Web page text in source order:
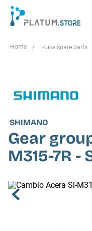
E-bike spare parts
SHIMANO
Gear
M315-7R